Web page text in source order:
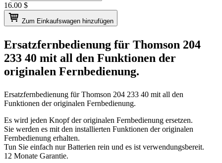
16.00 $
Zum Einkaufswagen hinzufügen
Ersatzfernbedienung für Thomson 204
233 40 mit all den Funktionen der
originalen Fernbedienung.
Ersatzfernbedienung fürThomson 204 233 40 mit all den
Funktionen der originalen Fernbedienung.
Es wird jeden Knopf der originalen Fernbedienung ersetzen.
Sie werden es mit den installierten Funktionen der originalen
Fernbedienung erhalten.
Tun Sie einfach nur Batterien rein und es ist verwendungsbereit.
12 Monate Garantie.